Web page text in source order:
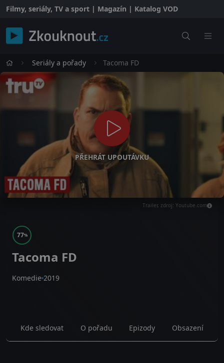
Filmy, seriály, TV a sport | Magazín | Katalog VOD
Seriály a pořady Tacoma FD
PŘEHRÁT UPOUTÁVKU
Trailer, zdroj: Youtube.com
77%
Tacoma FD
Komedie 2019
Kde sledovat O pořadu Epizody Obsazení